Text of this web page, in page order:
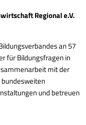
Regional e.V.
an 57
für Bildungsfragen in
mit der
bundesweiten
und betreuen